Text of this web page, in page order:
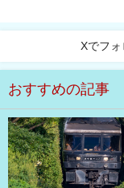
Xでフォ
おすすめの記事